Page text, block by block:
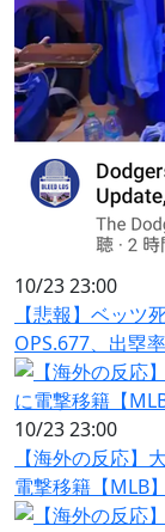
10/23 23:00
【悲報】ベッツ
OPS.677、出塁
10/23 23:00
【海外の反応】
電撃移籍【MLB】